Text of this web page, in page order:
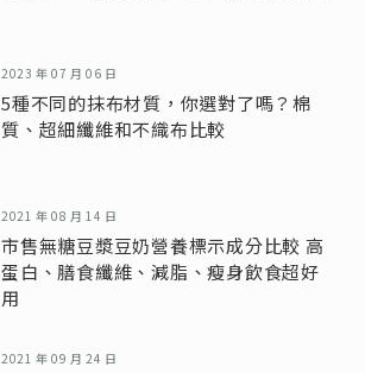
2023 年 07 月 06 日
5種不同的抹布材質，你選對了嗎？棉
質、超細纖維和不織布比較
2021 年 08 月 14 日
市售無糖豆漿豆奶營養標示成分比較 高
蛋白、膳食纖維、減脂、瘦身飲食超好
用
2021 年 09 月 24 日